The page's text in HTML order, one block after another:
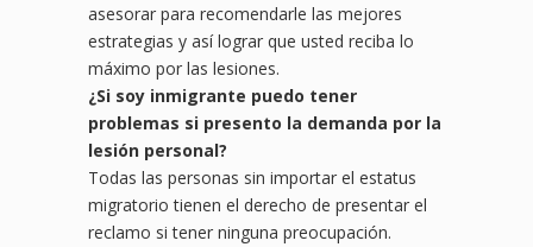
asesorar para recomendarle las mejores
estrategias y así lograr que usted reciba lo
máximo por las lesiones.
¿Si soy inmigrante puedo tener
problemas si presento la demanda por la
lesión personal?
Todas las personas sin importar el estatus
migratorio tienen el derecho de presentar el
reclamo si tener ninguna preocupación.